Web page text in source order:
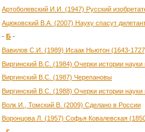
Артоболевский И.И. (1947) Русский
Ацюковский В.А. (2007) Науку спасут
- Б -
Вавилов С.И. (1989) Исаак Ньютон (1643-
Виргинский В.С. (1984) Очерки истории науки
Виргинский В.С. (1987) Черепановы
Виргинский В.С. (1988) Очерки истории науки
Волк И., Томский В. (2009) Сделано в России
Воронцова Л. (1957) Софья Ковалевская